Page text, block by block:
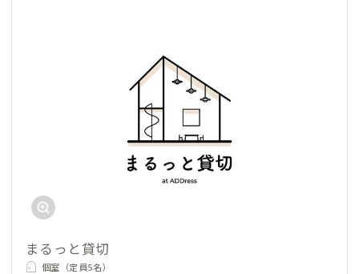
まるっと貸切
個室（定員5名）